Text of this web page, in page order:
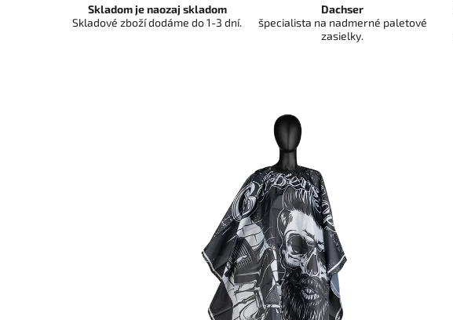
Skladom je naozaj skladom
Skladové zboží dodáme do 1-3 dní.
Dachser
špecialista na nadmerné paletové
zasielky.